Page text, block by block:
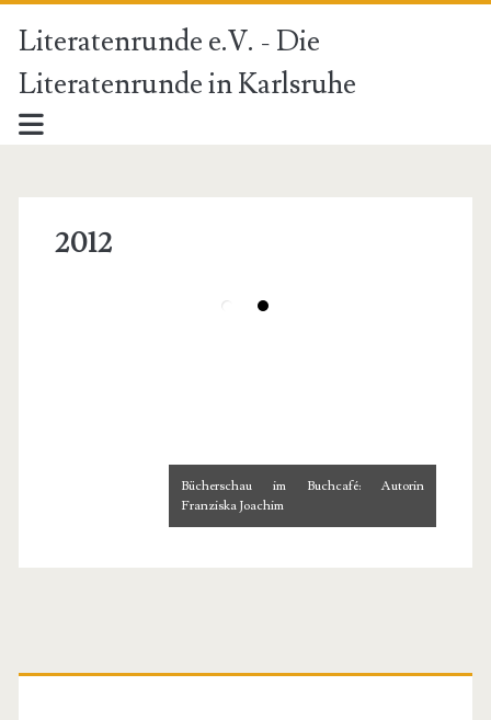
Literatenrunde e.V. - Die
Literatenrunde in Karlsruhe
2012
Bücherschau im Buchcafé: Autorin
Franziska Joachim
Primäre